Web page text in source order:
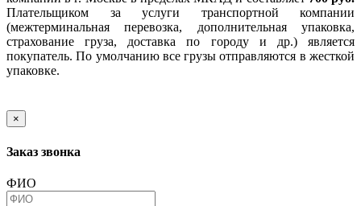
Плательщиком за услуги транспортной компании
(межтерминальная перевозка, дополнительная упаковка,
страхование груза, доставка по городу и др.) является
покупатель. По умолчанию все грузы отправляются в жесткой
упаковке.
×
Заказ звонка
ФИО